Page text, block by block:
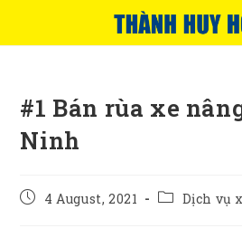
#1 Bán rùa xe
Ninh
Post4 August, 2021
PostDịch vụ